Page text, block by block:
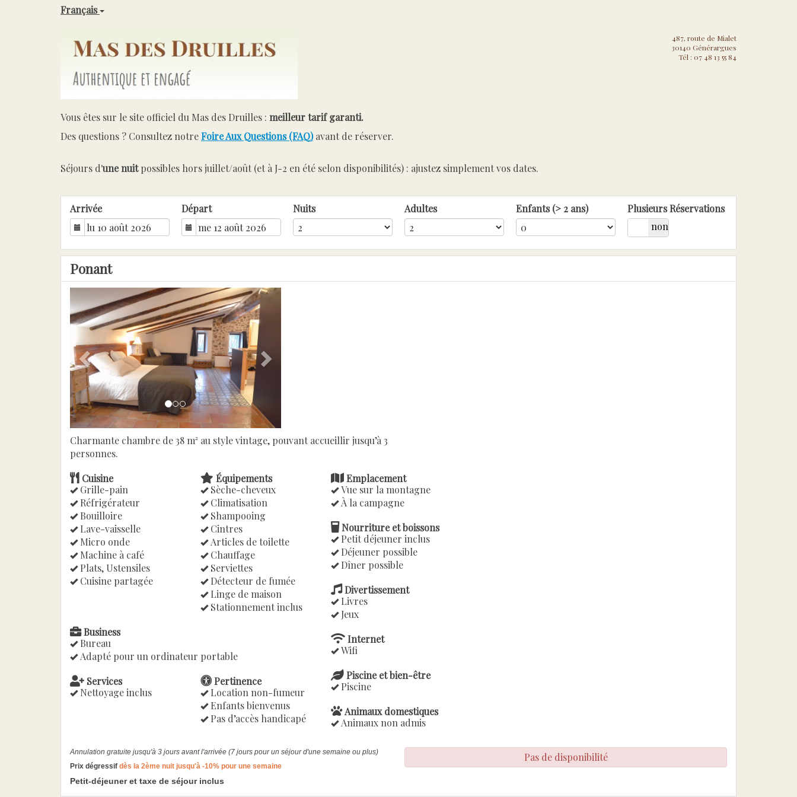
Français
487, route de Mialet
30140 Générargues
Tél : 07 48 13 55 84
Vous êtes sur le site officiel du Mas des Druilles : meilleur tarif garanti.
Des questions ? Consultez notreFoire Aux Questions (FAQ)avant de réserver.
Séjours d'une nuitpossibles hors juillet/août (et à J-2 en été selon disponibilités) : ajustez simplement vos dates.
Arrivée Départ Nuits Adultes Enfants (> 2 ans)
Plusieurs Réservations
oui
non
Ponant
Previous Next
Charmante chambre de 38 m² au style vintage, pouvant accueillir jusqu’à 3
personnes.
Cuisine
Grille-pain
Réfrigérateur
Bouilloire
Lave-vaisselle
Micro onde
Machine à café
Plats, Ustensiles
Cuisine partagée
Équipements
Sèche-cheveux
Climatisation
Shampooing
Cintres
Articles de toilette
Chauffage
Serviettes
Détecteur de fumée
Linge de maison
Stationnement inclus
Emplacement
Vue sur la montagne
À la campagne
Nourriture et boissons
Petit déjeuner inclus
Déjeuner possible
Dîner possible
Business
Bureau
Adapté pour un ordinateur portable
Divertissement
Livres
Jeux
Internet
Wifi
Piscine et bien-être
Piscine
Services
Nettoyage inclus
Pertinence
Location non-fumeur
Enfants bienvenus
Pas d’accès handicapé
Animaux domestiques
Animaux non admis
Annulation gratuite jusqu'à 3 jours avant l'arrivée (7 jours pour un séjour d'une semaine ou plus)
Prix dégressif dès la 2ème nuit jusqu'à -10% pour une semaine
Petit-déjeuner et taxe de séjour inclus
Pas de disponibilité